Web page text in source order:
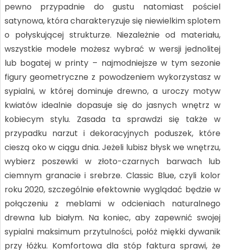
pewno przypadnie do gustu natomiast pościel
satynowa, która charakteryzuje się niewielkim splotem
o połyskującej strukturze. Niezależnie od materiału,
wszystkie modele możesz wybrać w wersji jednolitej
lub bogatej w printy – najmodniejsze w tym sezonie
figury geometryczne z powodzeniem wykorzystasz w
sypialni, w której dominuje drewno, a uroczy motyw
kwiatów idealnie dopasuje się do jasnych wnętrz w
kobiecym stylu. Zasada ta sprawdzi się także w
przypadku narzut i dekoracyjnych poduszek, które
cieszą oko w ciągu dnia. Jeżeli lubisz błysk we wnętrzu,
wybierz poszewki w złoto-czarnych barwach lub
ciemnym granacie i srebrze. Classic Blue, czyli kolor
roku 2020, szczególnie efektownie wyglądać będzie w
połączeniu z meblami w odcieniach naturalnego
drewna lub białym. Na koniec, aby zapewnić swojej
sypialni maksimum przytulności, połóż miękki dywanik
przy łóżku. Komfortowa dla stóp faktura sprawi, że